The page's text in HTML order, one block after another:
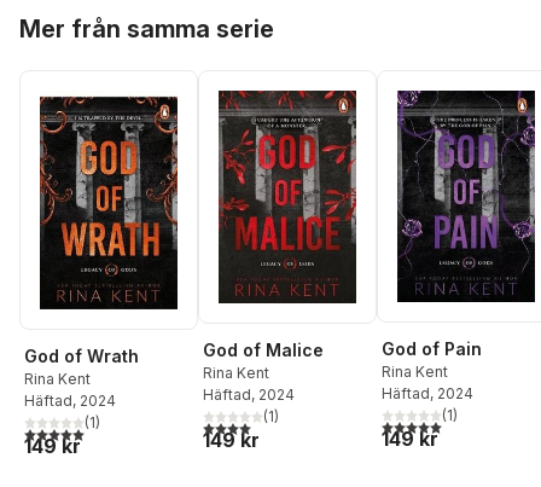
Mer från samma serie
God of Wrath
Rina Kent
Häftad, 2024
5,0utav 5 stjärnor. Totalt antal röster:
(1)
149 kr
God of Malice
Rina Kent
Häftad, 2024
4,0utav 5 stjärnor. Totalt antal röster:
(1)
149 kr
God of Pain
Rina Kent
Häftad, 2024
5,0utav 5 stjärnor.
(1)
149 kr